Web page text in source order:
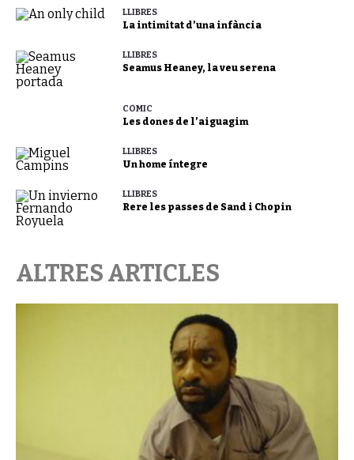
LLIBRES
La intimitat d’una infància
LLIBRES
Seamus Heaney, la veu serena
CÒMIC
Les dones de l’aiguagim
LLIBRES
Un home íntegre
LLIBRES
Rere les passes de Sand i Chopin
ALTRES ARTICLES